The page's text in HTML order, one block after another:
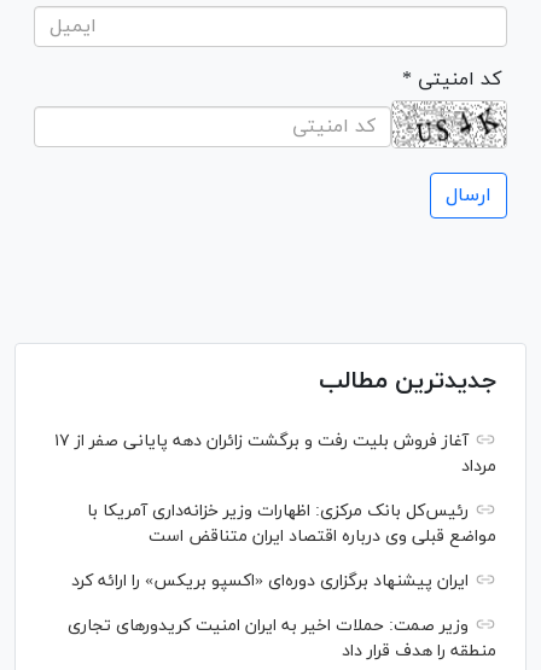
* کد امنیتی
جدیدترین مطالب
آغاز فروش بلیت رفت و برگشت زائران دهه پایانی صفر از ۱۷
مرداد
رئیس‌کل بانک مرکزی: اظهارات وزیر خزانه‌داری آمریکا با
مواضع قبلی وی درباره اقتصاد ایران متناقض است
ایران پیشنهاد برگزاری دوره‌ای «اکسپو بریکس» را ارائه کرد
وزیر صمت: حملات اخیر به ایران امنیت کریدورهای تجاری
منطقه را هدف قرار داد